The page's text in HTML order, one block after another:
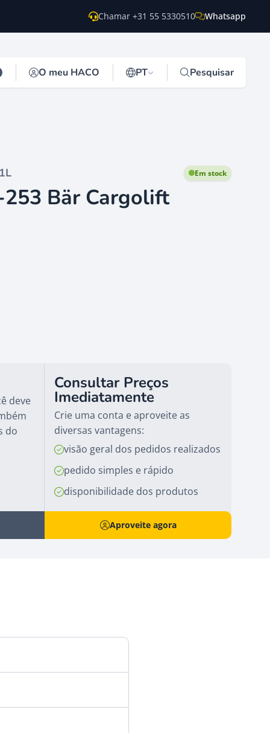
Chamar +31 55 5330510 Whatsapp
O meu HACO PT Pesquisar
Em stock
Bär Cargolift
deve
do
Consultar Preços
Imediatamente
Crie uma conta e aproveite as
diversas vantagens:
visão geral dos pedidos realizados
pedido simples e rápido
disponibilidade dos produtos
Aproveite agora